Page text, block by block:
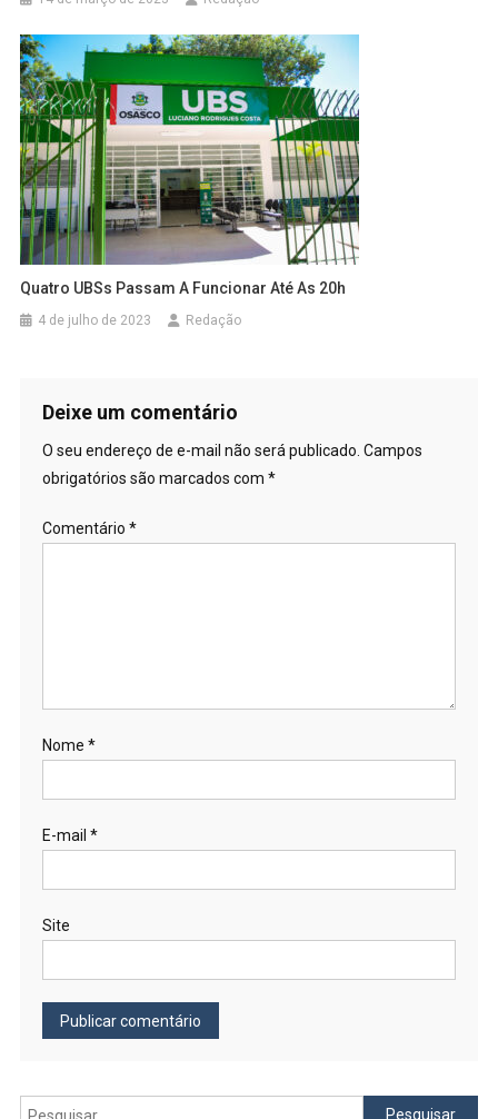
Quatro UBSs Passam A Funcionar Até As 20h
4 de julho de 2023 Redação
Deixe um comentário
O seu endereço de e-mail não será publicado. Campos
obrigatórios são marcados com *
Comentário *
Nome *
E-mail *
Site
Pesquisar